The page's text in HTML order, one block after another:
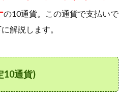
の10通貨。この通貨で支払いで
解説します。
10通貨)